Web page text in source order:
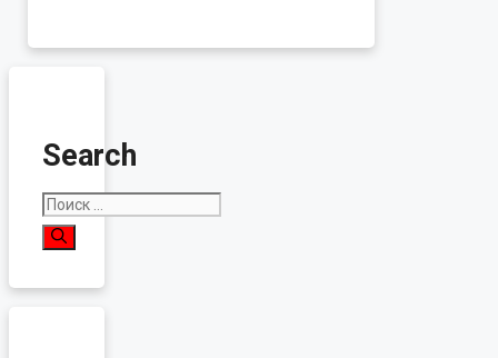
Search
Поиск: